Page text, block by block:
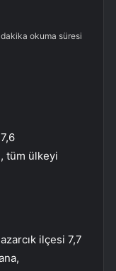
dakika okuma süresi
tüm ülkeyi
ilçesi 7,7